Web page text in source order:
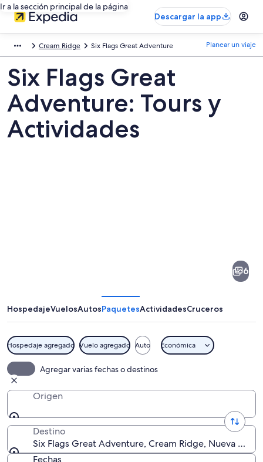
Ir a la sección principal de la página
Descargar la app
Cream Ridge Six Flags Great Adventure Planear un viaje
Six Flags Great
Adventure: Tours y
Actividades
Adventure
6
HospedajeVuelosAutosPaquetesActividadesCruceros
Hospedaje agregado Vuelo agregado Auto Económica
Agregar varias fechas o destinos
Origen
Destino
Six Flags Great Adventure, Cream Ridge, Nueva
Fechas